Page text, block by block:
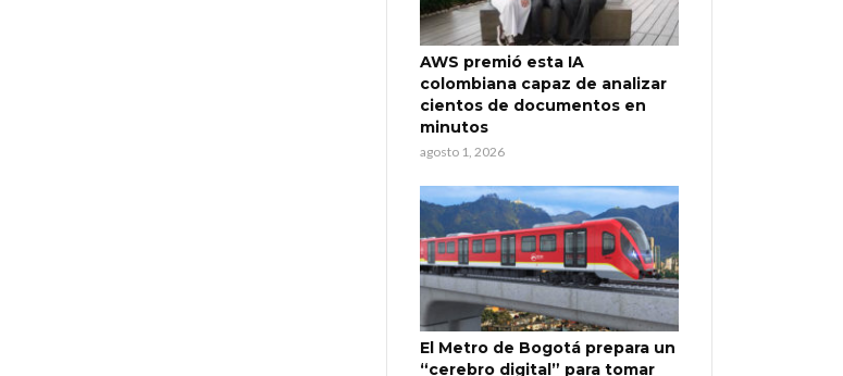
AWS premió esta IA
colombiana capaz de analizar
cientos de documentos en
minutos
agosto 1, 2026
El Metro de Bogotá prepara un
“cerebro digital” para tomar